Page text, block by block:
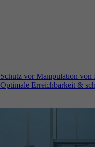
Schutz vor Manipulation
Optimale Erreichbarkeit &